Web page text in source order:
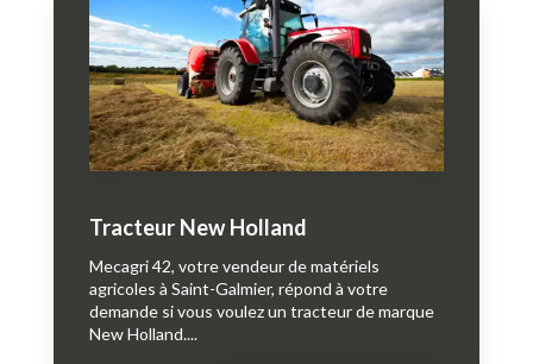
Tracteur New Holland
Mecagri 42, votre vendeur de matériels
agricoles à Saint-Galmier, répond à votre
demande si vous voulez un tracteur de marque
New Holland....